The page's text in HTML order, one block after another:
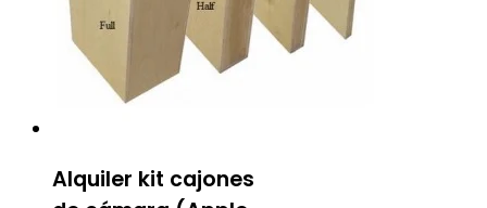
Alquiler kit cajones